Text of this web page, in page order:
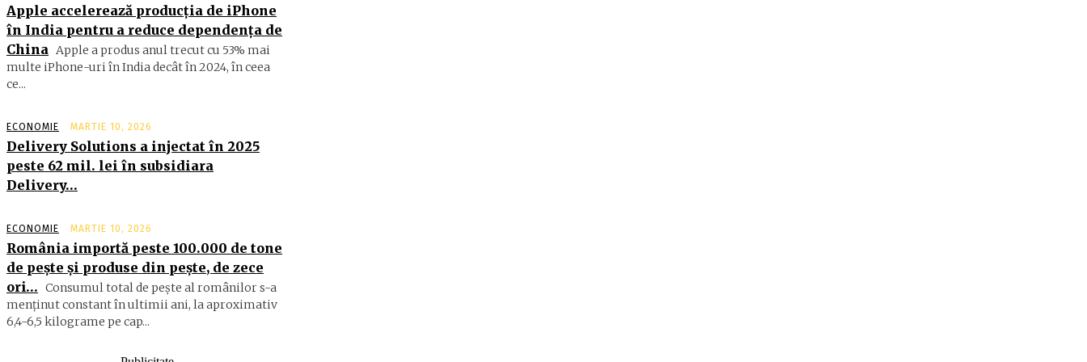
Apple accelerează producția de iPhone
în India pentru a reduce dependența de
China Apple a produs anul trecut cu 53% mai
multe iPhone-uri în India decât în 2024, în ceea
ce...
ECONOMIE MARTIE 10, 2026
Delivery Solutions a injectat în 2025
peste 62 mil. lei în subsidiara
Delivery…
ECONOMIE MARTIE 10, 2026
România importă peste 100.000 de tone
de peşte şi produse din peşte, de zece
ori… Consumul total de peşte al ro­mâ­nilor s-a
menţinut constant în ul­timii ani, la aproximativ
6,4-6,5 ki­lograme pe cap...